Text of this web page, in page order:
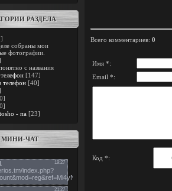
РАЗДЕЛА
собраны мои
фотографии.
с названия
[147]
телефон [40]
- па [23]
МИНИ-ЧАТ
Всего комментариев: 0
Имя *:
Email *:
Код *: